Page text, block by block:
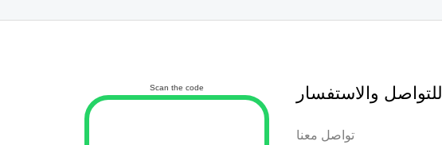
للتواصل والاستفسار
تواصل معنا
Scan the code